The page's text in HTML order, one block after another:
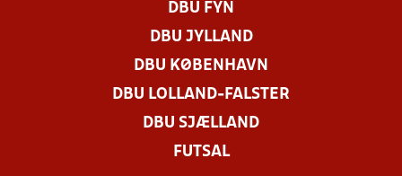
DBU FYN
DBU JYLLAND
DBU KØBENHAVN
DBU LOLLAND-FALSTER
DBU SJÆLLAND
FUTSAL